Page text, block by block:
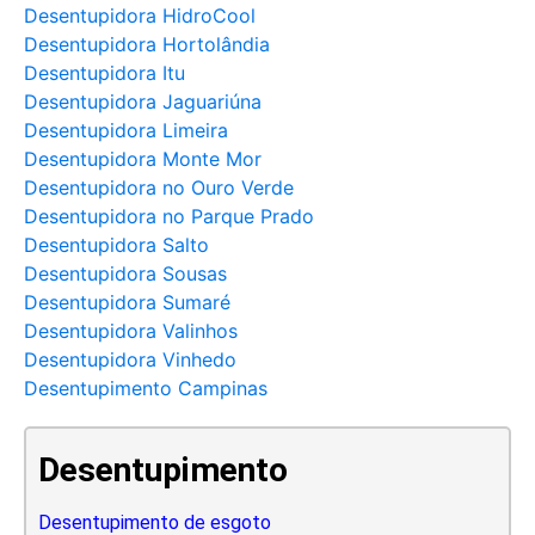
Desentupidora HidroCool
Desentupidora Hortolândia
Desentupidora Itu
Desentupidora Jaguariúna
Desentupidora Limeira
Desentupidora Monte Mor
Desentupidora no Ouro Verde
Desentupidora no Parque Prado
Desentupidora Salto
Desentupidora Sousas
Desentupidora Sumaré
Desentupidora Valinhos
Desentupidora Vinhedo
Desentupimento Campinas
Desentupimento
Desentupimento de esgoto